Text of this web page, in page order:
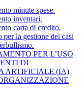
minute spese.
inventari.
carta di credito.
per la gestione del casi
PER L’USO
DI
ARTIFICIALE (IA)